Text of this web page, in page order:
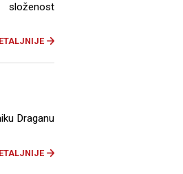
složenost
Draganu